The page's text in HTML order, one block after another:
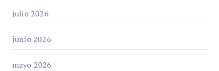
julio 2026
junio 2026
mayo 2026